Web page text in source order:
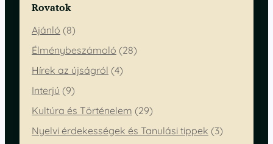
Rovatok
Ajánló (8)
Élménybeszámoló (28)
Hírek az újságról (4)
Interjú (9)
Kultúra és Történelem (29)
Nyelvi érdekességek és Tanulási tippek (3)